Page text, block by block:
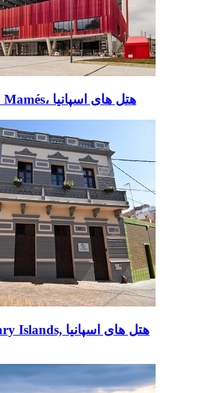
Hotel Ilunion San Mamés، هتل های اسپانیا
Villa Nestor, Canary Islands, هتل های اسپانیا